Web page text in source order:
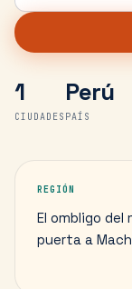
1
CIUDADES
Perú
PAÍS
REGIÓN
El ombligo del
puerta a